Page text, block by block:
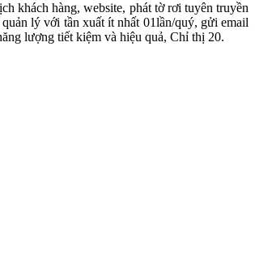
khách hàng, website, phát tờ rơi tuyên truyền
lý với tần xuất ít nhất 01lần/quý, gửi email
lượng tiết kiệm và hiệu quả, Chỉ thị 20.